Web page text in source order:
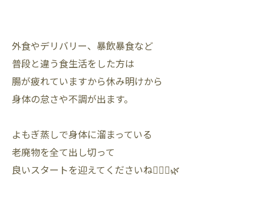
外食やデリバリー、暴飲暴食など
普段と違う食生活をした方は
腸が疲れていますから休み明けから
身体の怠さや不調が出ます。
よもぎ蒸しで身体に溜まっている
老廃物を全て出し切って
良いスタートを迎えてくださいね🧖🏽‍♀️🌿